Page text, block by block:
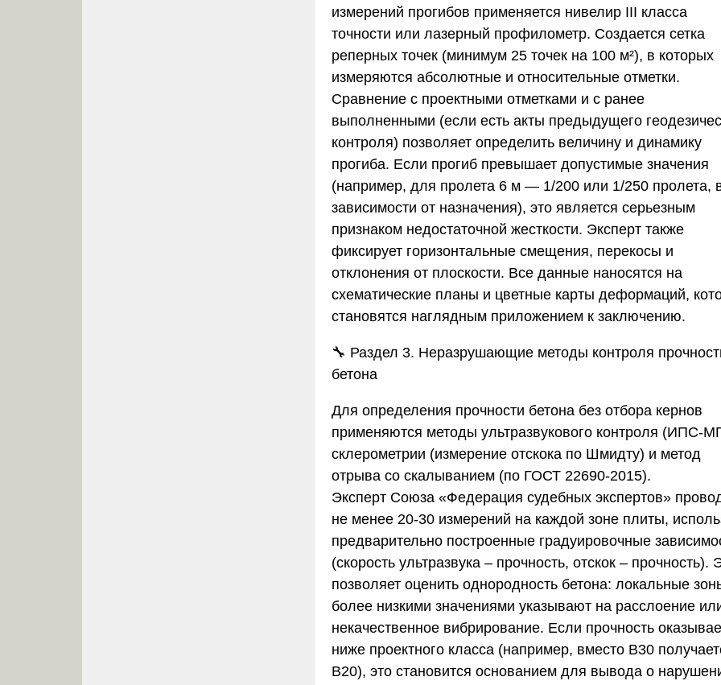
измерений прогибов применяется нивелир III класса
точности или лазерный профилометр. Создается сетка
реперных точек (минимум 25 точек на 100 м²), в которых
измеряются абсолютные и относительные отметки.
Сравнение с проектными отметками и с ранее
выполненными (если есть акты предыдущего
контроля) позволяет определить величину и динамику
прогиба. Если прогиб превышает допустимые значения
(например, для пролета 6 м — 1/200 или 1/250 пролета,
зависимости от назначения), это является серьезным
признаком недостаточной жесткости. Эксперт также
фиксирует горизонтальные смещения, перекосы и
отклонения от плоскости. Все данные наносятся на
схематические планы и цветные карты деформаций,
становятся наглядным приложением к заключению.
🔧 Раздел 3. Неразрушающие методы контроля
бетона
Для определения прочности бетона без отбора кернов
применяются методы ультразвукового контроля (ИПС-
склерометрии (измерение отскока по Шмидту) и метод
отрыва со скалыванием (по ГОСТ 22690-2015).
Эксперт Союза «Федерация судебных экспертов»
не менее 20-30 измерений на каждой зоне плиты,
предварительно построенные градуировочные
(скорость ультразвука – прочность, отскок – прочность).
позволяет оценить однородность бетона: локальные
более низкими значениями указывают на расслоение
некачественное вибрирование. Если прочность
ниже проектного класса (например, вместо B30
B20), это становится основанием для вывода о